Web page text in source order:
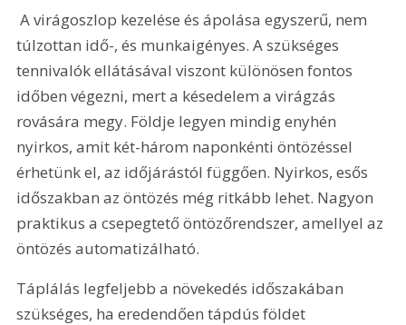
A virágoszlop kezelése és ápolása egyszerű, nem
túlzottan idő-, és munkaigényes. A szükséges
tennivalók ellátásával viszont különösen fontos
időben végezni, mert a késedelem a virágzás
rovására megy. Földje legyen mindig enyhén
nyirkos, amit két-három naponkénti öntözéssel
érhetünk el, az időjárástól függően. Nyirkos, esős
időszakban az öntözés még ritkább lehet. Nagyon
praktikus a csepegtető öntözőrendszer, amellyel az
öntözés automatizálható.
Táplálás legfeljebb a növekedés időszakában
szükséges, ha eredendően tápdús földet